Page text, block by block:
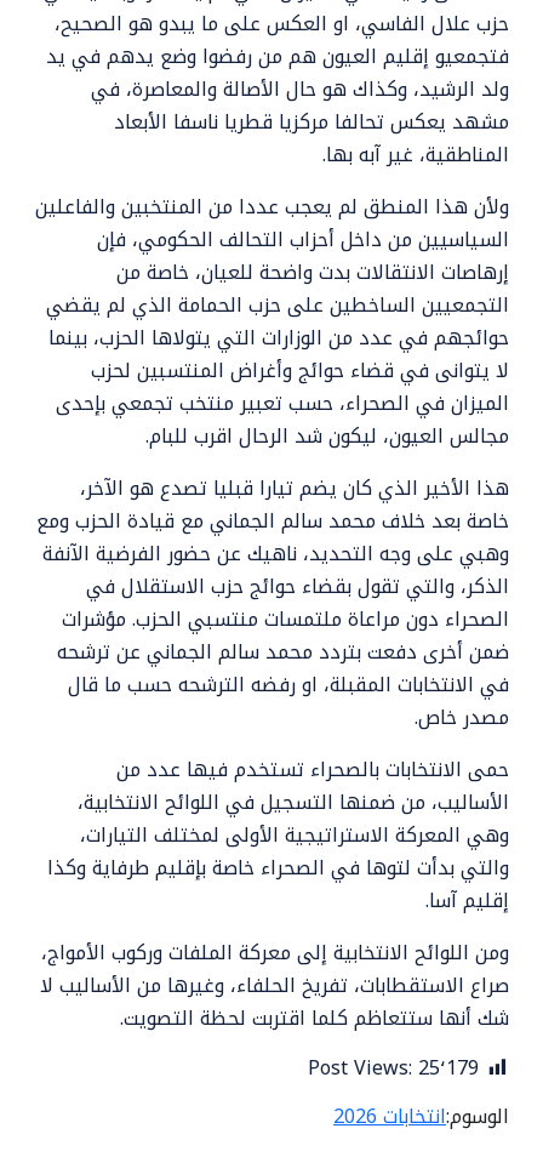
حزب علال الفاسي، او العكس على ما يبدو هو الصحيح،
فتجمعيو إقليم العيون هم من رفضوا وضع يدهم في يد
ولد الرشيد، وكذاك هو حال الأصالة والمعاصرة، في
مشهد يعكس تحالفا مركزيا قطريا ناسفا الأبعاد
المناطقية، غير آبه بها.
ولأن هذا المنطق لم يعجب عددا من المنتخبين والفاعلين
السياسيين من داخل أحزاب التحالف الحكومي، فإن
إرهاصات الانتقالات بدت واضحة للعيان، خاصة من
التجمعيين الساخطين على حزب الحمامة الذي لم يقضي
حوائجهم في عدد من الوزارات التي يتولاها الحزب، بينما
لا يتوانى في قضاء حوائج وأغراض المنتسبين لحزب
الميزان في الصحراء، حسب تعبير منتخب تجمعي بإحدى
مجالس العيون، ليكون شد الرحال اقرب للبام.
هذا الأخير الذي كان يضم تيارا قبليا تصدع هو الآخر،
خاصة بعد خلاف محمد سالم الجماني مع قيادة الحزب ومع
وهبي على وجه التحديد، ناهيك عن حضور الفرضية الآنفة
الذكر، والتي تقول بقضاء حوائج حزب الاستقلال في
الصحراء دون مراعاة ملتمسات منتسبي الحزب. مؤشرات
ضمن أخرى دفعت بتردد محمد سالم الجماني عن ترشحه
في الانتخابات المقبلة، او رفضه الترشحه حسب ما قال
مصدر خاص.
حمى الانتخابات بالصحراء تستخدم فيها عدد من
الأساليب، من ضمنها التسجيل في اللوائح الانتخابية،
وهي المعركة الاستراتيجية الأولى لمختلف التيارات،
والتي بدأت لتوها في الصحراء خاصة بإقليم طرفاية وكذا
إقليم آسا.
ومن اللوائح الانتخابية إلى معركة الملفات وركوب الأمواج،
صراع الاستقطابات، تفريخ الحلفاء، وغيرها من الأساليب لا
شك أنها ستتعاظم كلما اقتربت لحظة التصويت.
Post Views: 25٬179
الوسوم:انتخابات 2026